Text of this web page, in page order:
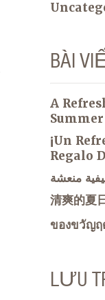
BÀI
A
¡Un
Regalo
清爽的夏
ของขวัญ
LƯU